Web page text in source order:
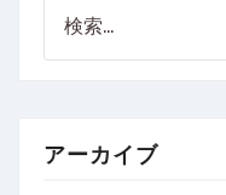
アーカイブ